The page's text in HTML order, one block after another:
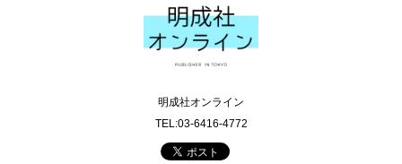
明成社オンライン
TEL:03-6416-4772